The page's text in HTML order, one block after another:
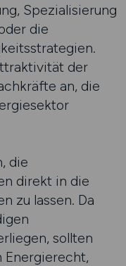
Spezialisierung
die
der
an, die
die
direkt in die
zu lassen. Da
sollten
Energierecht,